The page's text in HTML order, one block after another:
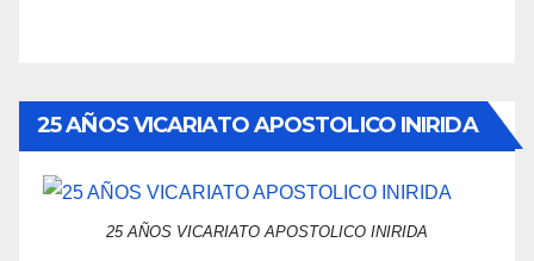
25 AÑOS VICARIATO APOSTOLICO INIRIDA
25 AÑOS VICARIATO APOSTOLICO INIRIDA